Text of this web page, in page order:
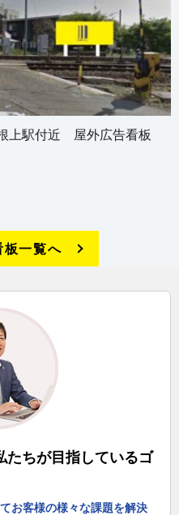
上駅付近 屋外広告看板
板一覧へ
たちが目指しているゴ
お客様の様々な課題を解決